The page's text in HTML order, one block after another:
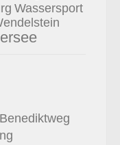
Wassersport
Benediktweg